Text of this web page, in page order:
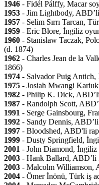
1946 - Fidél Pálffy, Macar
1953 - Jim Lightbody,
1957 - Selim Sırrı Tarcan,
1959 - Eric Blore, İngiliz
1960 - Stanisław Taczak,
(d. 1874)
1962 - Charles Jean de la
1866)
1974 - Salvador Puig Antich,
1975 - Josiah Mwangi
1982 - Philip K. Dick,
1987 - Randolph Scott,
1991 - Serge Gainsbourg,
1992 - Sandy Dennis,
1997 - Bloodshed, ABD'li
1999 - Dusty Springfield,
2001 - John Diamond, İngiliz
2003 - Hank Ballard, ABD’li
2003 - Malcolm Williamson,
2004 - Ömer İnönü, Türk iş